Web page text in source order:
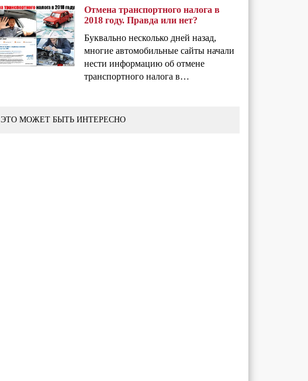
Отмена транспортного налога в
2018 году. Правда или нет?
Буквально несколько дней назад,
многие автомобильные сайты начали
нести информацию об отмене
транспортного налога в…
ЭТО МОЖЕТ БЫТЬ ИНТЕРЕСНО